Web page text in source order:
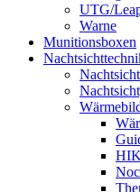
UTG/
Warne
Munitionsboxen